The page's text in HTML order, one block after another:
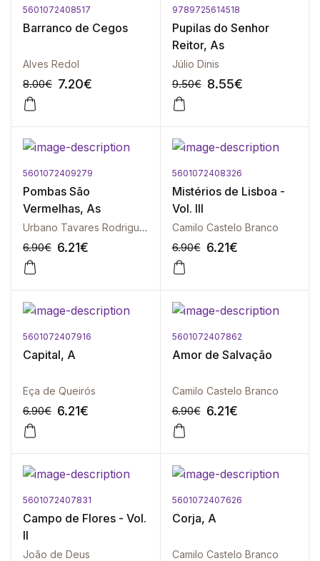
5601072408517
Barranco de Cegos
Alves Redol
8.00€ 7.20€
9789725614518
Pupilas do Senhor
Reitor, As
Júlio Dinis
9.50€ 8.55€
5601072409279
Pombas São
Vermelhas, As
Urbano Tavares Rodrigues
6.90€ 6.21€
5601072408326
Mistérios de Lisboa -
Vol. III
Camilo Castelo Branco
6.90€ 6.21€
5601072407916
Capital, A
Eça de Queirós
6.90€ 6.21€
5601072407862
Amor de Salvação
Camilo Castelo Branco
6.90€ 6.21€
5601072407831
Campo de Flores - Vol.
II
João de Deus
5601072407626
Corja, A
Camilo Castelo Branco